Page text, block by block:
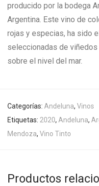
producido por la bodega
Argentina. Este vino de
rojas y especias, ha sido
seleccionadas de
sobre el nivel del mar.
Categorías: Andeluna, Vinos
Etiquetas: 2020, Andeluna,
Mendoza, Vino Tinto
Productos